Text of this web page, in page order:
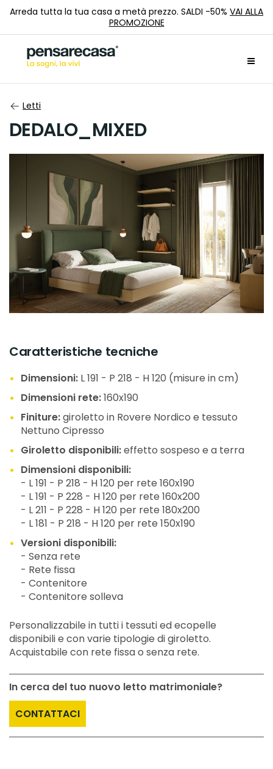
Arreda tutta la tua casa a metà prezzo. SALDI -50% VAI ALLA
PROMOZIONE
Letti
DEDALO_MIXED
Caratteristiche tecniche
Dimensioni: L 191 - P 218 - H 120 (misure in cm)
Dimensioni rete:160x190
Finiture:giroletto in Rovere Nordico e tessuto
Nettuno Cipresso
Giroletto disponibili:effetto sospeso e a terra
Dimensioni disponibili:
- L 191 - P 218 - H 120 per rete 160x190
- L 191 - P 228 - H 120 per rete 160x200
- L 211 - P 228 - H 120 per rete 180x200
- L 181 - P 218 - H 120 per rete 150x190
Versioni disponibili:
- Senza rete
- Rete fissa
- Contenitore
- Contenitore solleva
Personalizzabile in tutti i tessuti ed ecopelle
disponibili e con varie tipologie di giroletto.
Acquistabile con rete fissa o senza rete.
In cerca del tuo nuovo letto matrimoniale?
CONTATTACI